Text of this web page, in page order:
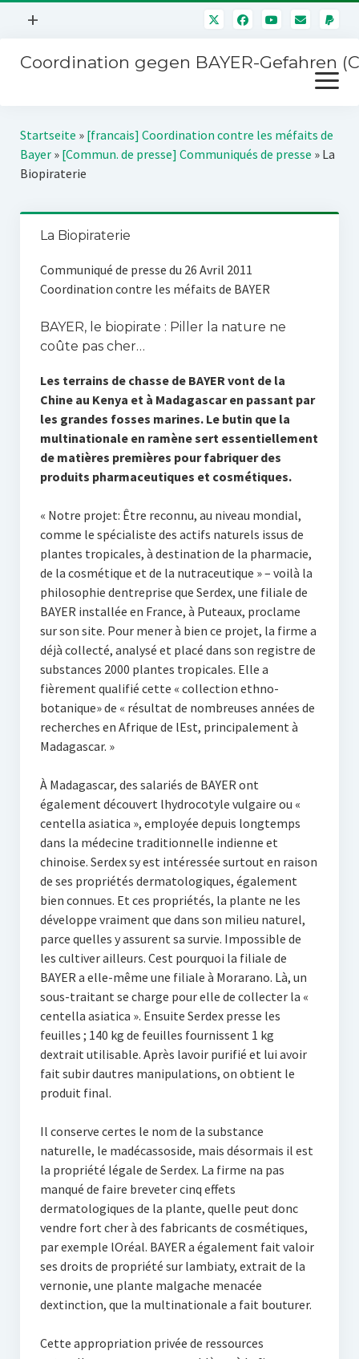
Menü
+
Mitmachen
Über uns
Kontakt
Impressum
Störfälle
Coordination gegen BAYER-Gefahren
Menü
öffnen
Kampagnen
BAYER-Hauptversammlungen
Jahrestagung
SPENDEN
Startseite » [francais] Coordination contre les méfaits de
Bayer» [Commun. de presse] Communiqués de presse » La
Biopiraterie
La Biopiraterie
Communiqué de presse du 26 Avril 2011
Coordination contre les méfaits de BAYER
BAYER, le biopirate : Piller la nature ne
coûte pas cher…
Les terrains de chasse de BAYER vont de la
Chine au Kenya et à Madagascar en passant par
les grandes fosses marines. Le butin que la
multinationale en ramène sert essentiellement
de matières premières pour fabriquer des
produits pharmaceutiques et cosmétiques.
« Notre projet: Être reconnu, au niveau mondial,
comme le spécialiste des actifs naturels issus de
plantes tropicales, à destination de la pharmacie,
de la cosmétique et de la nutraceutique » – voilà la
philosophie dentreprise que Serdex, une filiale de
BAYER installée en France, à Puteaux, proclame
sur son site. Pour mener à bien ce projet, la firme a
déjà collecté, analysé et placé dans son registre de
substances 2000 plantes tropicales. Elle a
fièrement qualifié cette « collection ethno-
botanique» de « résultat de nombreuses années de
recherches en Afrique de lEst, principalement à
Madagascar. »
À Madagascar, des salariés de BAYER ont
également découvert lhydrocotyle vulgaire ou «
centella asiatica », employée depuis longtemps
dans la médecine traditionnelle indienne et
chinoise. Serdex sy est intéressée surtout en raison
de ses propriétés dermatologiques, également
bien connues. Et ces propriétés, la plante ne les
développe vraiment que dans son milieu naturel,
parce quelles y assurent sa survie. Impossible de
les cultiver ailleurs. Cest pourquoi la filiale de
BAYER a elle-même une filiale à Morarano. Là, un
sous-traitant se charge pour elle de collecter la «
centella asiatica ». Ensuite Serdex presse les
feuilles ; 140 kg de feuilles fournissent 1 kg
dextrait utilisable. Après lavoir purifié et lui avoir
fait subir dautres manipulations, on obtient le
produit final.
Il conserve certes le nom de la substance
naturelle, le madécassoside, mais désormais il est
la propriété légale de Serdex. La firme na pas
manqué de faire breveter cinq effets
dermatologiques de la plante, quelle peut donc
vendre fort cher à des fabricants de cosmétiques,
par exemple lOréal. BAYER a également fait valoir
ses droits de propriété sur lambiaty, extrait de la
vernonie, une plante malgache menacée
dextinction, que la multinationale a fait bouturer.
Cette appropriation privée de ressources